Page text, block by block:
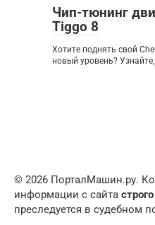
Чип-тюнинг
Tiggo 8
Хотите поднять свой
новый уровень?
© 2026 ПорталМашин.ру.
информации с сайта
преследуется в судебном